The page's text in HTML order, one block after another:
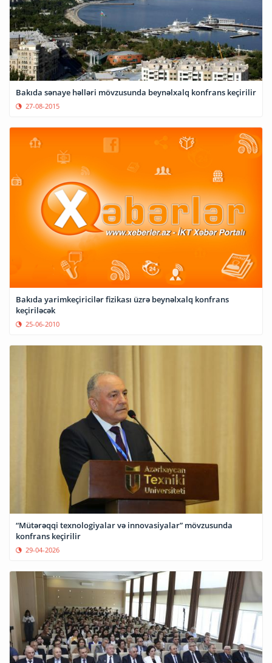
Bakıda sənaye həlləri mövzusunda beynəlxalq konfrans keçirilir
27-08-2015
Bakıda yarimkeçiricilər fizikası üzrə beynəlxalq konfrans
keçiriləcək
25-06-2010
“Mütərəqqi texnologiyalar və innovasiyalar” mövzusunda
konfrans keçirilir
29-04-2026